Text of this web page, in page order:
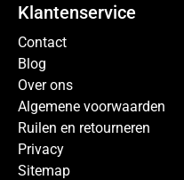
Klantenservice
Contact
Blog
Over ons
Algemene voorwaarden
Ruilen en retourneren
Privacy
Sitemap